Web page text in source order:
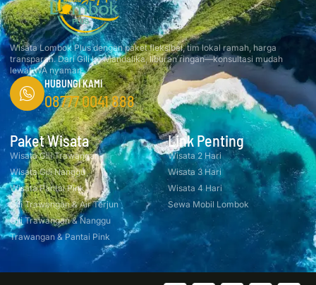
Wisata Lombok Plus dengan paket fleksibel, tim lokal ramah, harga
transparan. Dari Gili ke Mandalika, liburan ringan—konsultasi mudah
lewat WA nyaman.
HUBUNGI KAMI
08777 0041 888
Paket Wisata
Wisata Gili Trawangan
Wisata Gili Nanggu
Wisata Pantai Pink
Gili Trawangan & Air Terjun
Gili Trawangan & Nanggu
Trawangan & Pantai Pink
Link Penting
Wisata 2 Hari
Wisata 3 Hari
Wisata 4 Hari
Sewa Mobil Lombok